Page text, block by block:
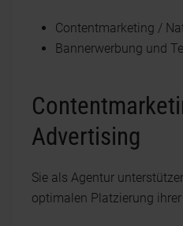
Contentmarketing /
Bannerwerbung und
Advertising
Sie als Agentur
optimalen Platzierung